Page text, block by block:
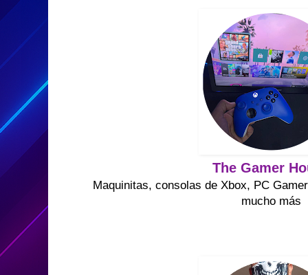
The Gamer
Maquinitas, consolas de Xbox, PC
mucho más